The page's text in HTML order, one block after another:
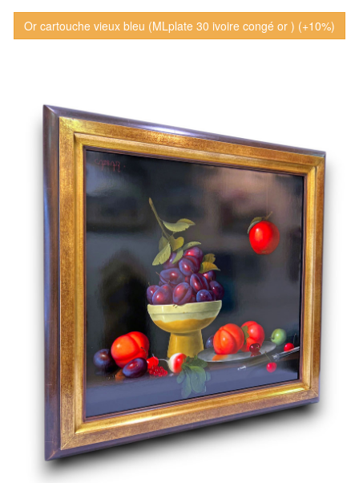
Or cartouche vieux bleu (MLplate 30 ivoire congé or ) (+10%)